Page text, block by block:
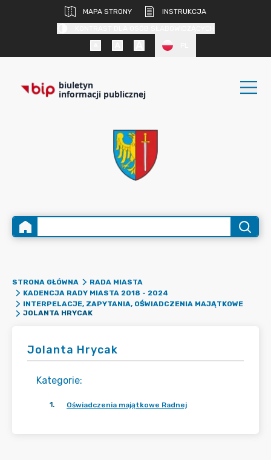
MAPA STRONY
INSTRUKCJA
biuletyn
informacji publicznej
STRONA GŁÓWNA
RADA MIASTA
KADENCJA RADY MIASTA 2018 - 2024
INTERPELACJE, ZAPYTANIA, OŚWIADCZENIA MAJĄTKOWE
JOLANTA HRYCAK
Jolanta Hrycak
Kategorie:
1. Oświadczenia majątkowe Radnej